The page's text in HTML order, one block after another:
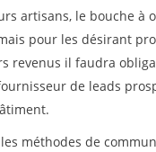
artisans, le bouche à
pour les désirant
revenus il faudra
de leads
méthodes de